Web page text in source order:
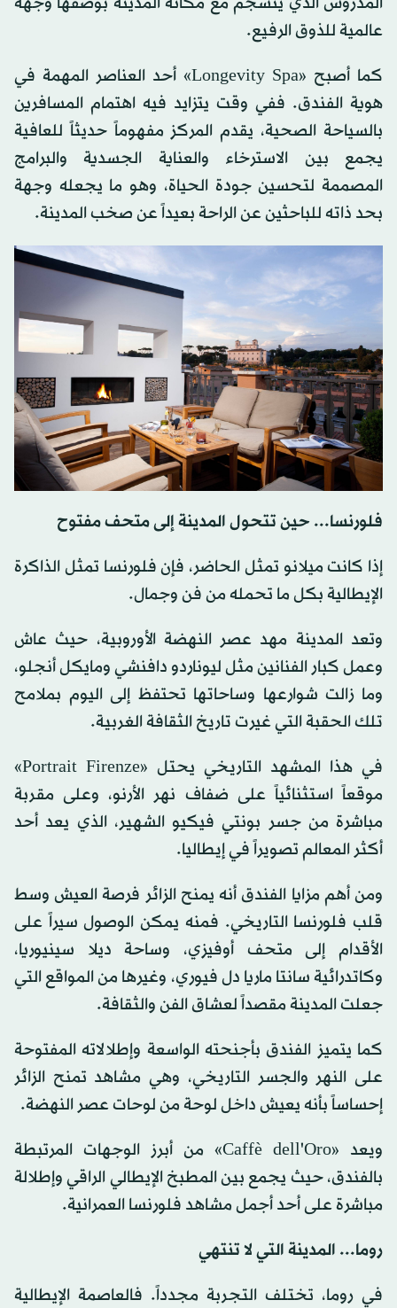
عالمية للذوق الرفيع.
كما أصبح «Longevity Spa» أحد العناصر المهمة في
هوية الفندق. ففي وقت يتزايد فيه اهتمام المسافرين
بالسياحة الصحية، يقدم المركز مفهوماً حديثاً للعافية
يجمع بين الاسترخاء والعناية الجسدية والبرامج
المصممة لتحسين جودة الحياة، وهو ما يجعله وجهة
بحد ذاته للباحثين عن الراحة بعيداً عن صخب المدينة.
فلورنسا... حين تتحول المدينة إلى متحف مفتوح
إذا كانت ميلانو تمثل الحاضر، فإن فلورنسا تمثل الذاكرة
الإيطالية بكل ما تحمله من فن وجمال.
وتعد المدينة مهد عصر النهضة الأوروبية، حيث عاش
وعمل كبار الفنانين مثل ليوناردو دافنشي ومايكل أنجلو،
وما زالت شوارعها وساحاتها تحتفظ إلى اليوم بملامح
تلك الحقبة التي غيرت تاريخ الثقافة الغربية.
في هذا المشهد التاريخي يحتل «Portrait Firenze»
موقعاً استثنائياً على ضفاف نهر الأرنو، وعلى مقربة
مباشرة من جسر بونتي فيكيو الشهير، الذي يعد أحد
أكثر المعالم تصويراً في إيطاليا.
ومن أهم مزايا الفندق أنه يمنح الزائر فرصة العيش وسط
قلب فلورنسا التاريخي. فمنه يمكن الوصول سيراً على
الأقدام إلى متحف أوفيزي، وساحة ديلا سينيوريا،
وكاتدرائية سانتا ماريا دل فيوري، وغيرها من المواقع التي
جعلت المدينة مقصداً لعشاق الفن والثقافة.
كما يتميز الفندق بأجنحته الواسعة وإطلالاته المفتوحة
على النهر والجسر التاريخي، وهي مشاهد تمنح الزائر
إحساساً بأنه يعيش داخل لوحة من لوحات عصر النهضة.
ويعد «Caffè dell'Oro» من أبرز الوجهات المرتبطة
بالفندق، حيث يجمع بين المطبخ الإيطالي الراقي وإطلالة
مباشرة على أحد أجمل مشاهد فلورنسا العمرانية.
روما... المدينة التي لا تنتهي
في روما، تختلف التجربة مجدداً. فالعاصمة الإيطالية